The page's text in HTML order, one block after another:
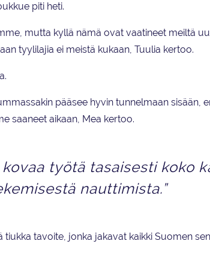
piti heti.
mutta kyllä nämä ovat vaatineet meiltä
tyylilajia ei meistä kukaan, Tuulia kertoo.
pääsee hyvin tunnelmaan sisään,
saaneet aikaan, Mea kertoo.
työtä tasaisesti koko
nauttimista.”
tavoite, jonka jakavat kaikki Suomen